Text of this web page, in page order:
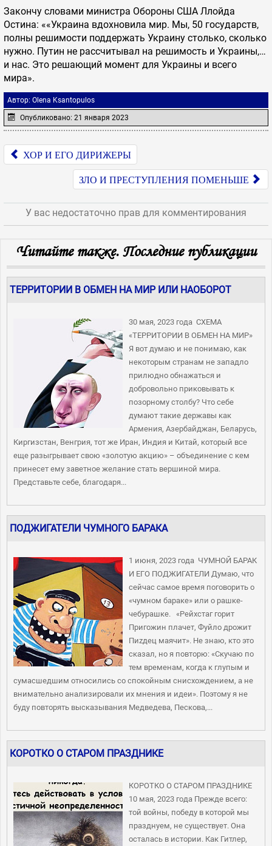
Закончу словами министра Обороны США Ллойда
Остина: ««Украина вдохновила мир. Мы, 50 государств,
полны решимости поддержать Украину столько, сколько
нужно. Путин не рассчитывал на решимость и Украины,…
и нас. Это решающий момент для Украины и всего
мира».
Автор: Olena Ksantopulos
Опубликовано: 21 января 2023
ХОР И ЕГО ДИРИЖЕРЫ
ЗЛО И ПРЕСТУПЛЕНИЯ ПОМЕНЬШЕ
У вас недостаточно прав для комментирования
Читайте также. Последние публикации
ТЕРРИТОРИИ В ОБМЕН НА МИР ИЛИ НАОБОРОТ
30 мая, 2023 года СХЕМА
«ТЕРРИТОРИИ В ОБМЕН НА МИР»
Я вот думаю и не понимаю, как
некоторым странам не западло
прилюдно обнажаться и
добровольно приковывать к
позорному столбу? Что себе
думают такие державы как
Армения, Азербайджан, Беларусь,
Киргизстан, Венгрия, тот же Иран, Индия и Китай, который все
еще разыгрывает свою «золотую акцию» – объединение с кем
принесет ему заветное желание стать вершиной мира.
Представьте себе, благодаря...
ПОДЖИГАТЕЛИ ЧУМНОГО БАРАКА
1 июня, 2023 года ЧУМНОЙ БАРАК
И ЕГО ПОДЖИГАТЕЛИ Думаю, что
сейчас самое время поговорить о
«чумном бараке» или о рашке-
чебурашке. «Рейхстаг горит
Пригожин плачет, Фуйло дрожит
Пиzдец маячит». Не знаю, кто это
сказал, но я повторю: «Скучаю по
тем временам, когда к глупым и
сумасшедшим относились со спокойным снисхождением, а не
внимательно анализировали их мнения и идеи». Поэтому я не
буду повторять высказывания Медведева, Пескова,...
КОРОТКО О СТАРОМ ПРАЗДНИКЕ
КОРОТКО О СТАРОМ ПРАЗДНИКЕ
10 мая, 2023 года Прежде всего:
той войны, победу в которой мы
празднуем, не существует. Она
осталась в истории. Как Гитлер,